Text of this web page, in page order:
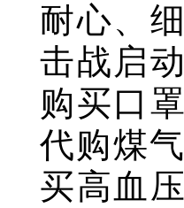
耐心、
击战启
购买口
代购煤
买高血